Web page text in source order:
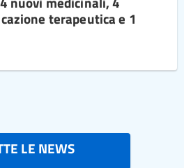
terapeutica e 1
LE NEWS